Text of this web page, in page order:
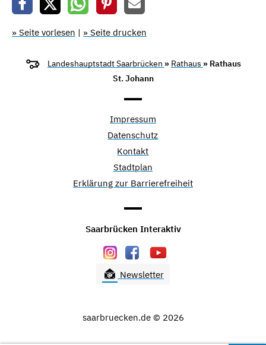
» Seite vorlesen | » Seite drucken
Landeshauptstadt Saarbrücken » Rathaus » Rathaus
St. Johann
Impressum
Datenschutz
Kontakt
Stadtplan
Erklärung zur Barrierefreiheit
Saarbrücken Interaktiv
Newsletter
saarbruecken.de © 2026